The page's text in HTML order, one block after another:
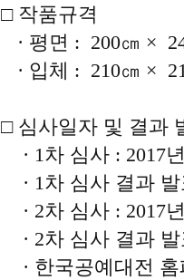
□ 작품규격
· 평면 : 200㎝ ×
· 입체 : 210㎝ ×
□ 심사일자 및 결과
· 1차 심사 : 2017
· 1차 심사 결과 발
· 2차 심사 : 2017
· 2차 심사 결과 발
· 한국공예대전